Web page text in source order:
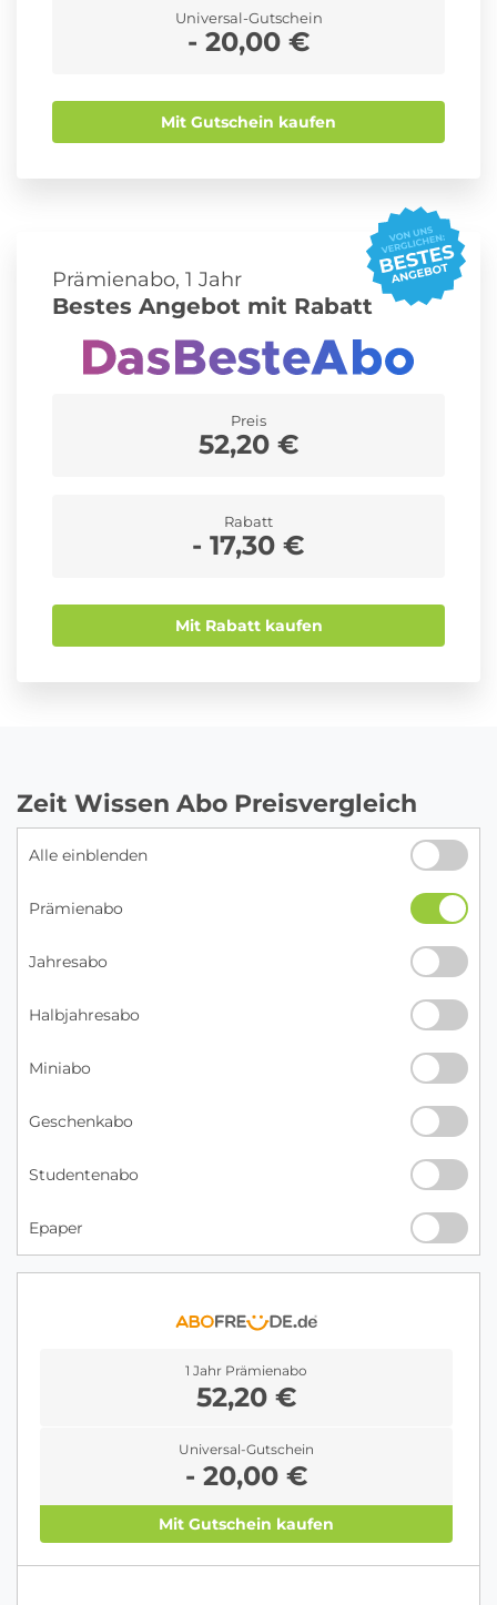
Login
Universal-Gutschein
- 20,00 €
Mit Gutschein kaufen
Prämienabo, 1 Jahr
Bestes Angebot mit Rabatt
Preis
52,20 €
Rabatt
- 17,30 €
Mit Rabatt kaufen
Zeit Wissen Abo Preisvergleich
Alle einblenden
Prämienabo
Jahresabo
Halbjahresabo
Miniabo
Geschenkabo
Studentenabo
Epaper
1 Jahr Prämienabo
52,20 €
Universal-Gutschein
- 20,00 €
Mit Gutschein kaufen